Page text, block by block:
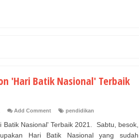
'Hari Batik Nasional' Terbaik
Add Comment pendidikan
Batik Nasional' Terbaik 2021. Sabtu, besok,
Hari Batik Nasional yang sudah